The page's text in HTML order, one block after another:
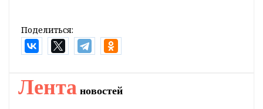
Поделиться:
Лента новостей